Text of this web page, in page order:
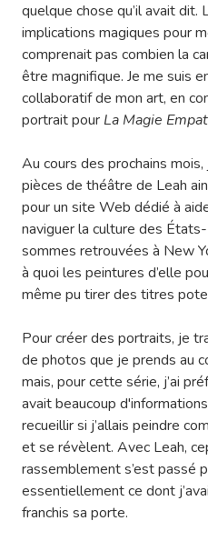
quelque chose qu’il avait dit.
implications magiques pour
comprenait pas combien la
être magnifique. Je me suis
collaboratif de mon art, en
portrait pour La Magie
Au cours des prochains
pièces de théâtre de Leah
pour un site Web dédié à
naviguer la culture des
sommes retrouvées à New
à quoi les peintures d’elle
même pu tirer des titres
Pour créer des portraits, je
de photos que je prends au
mais, pour cette série, j’ai
avait beaucoup
recueillir si j’allais peindre
et se révèlent. Avec Leah,
rassemblement s’est passé
essentiellement ce dont
franchis sa porte.